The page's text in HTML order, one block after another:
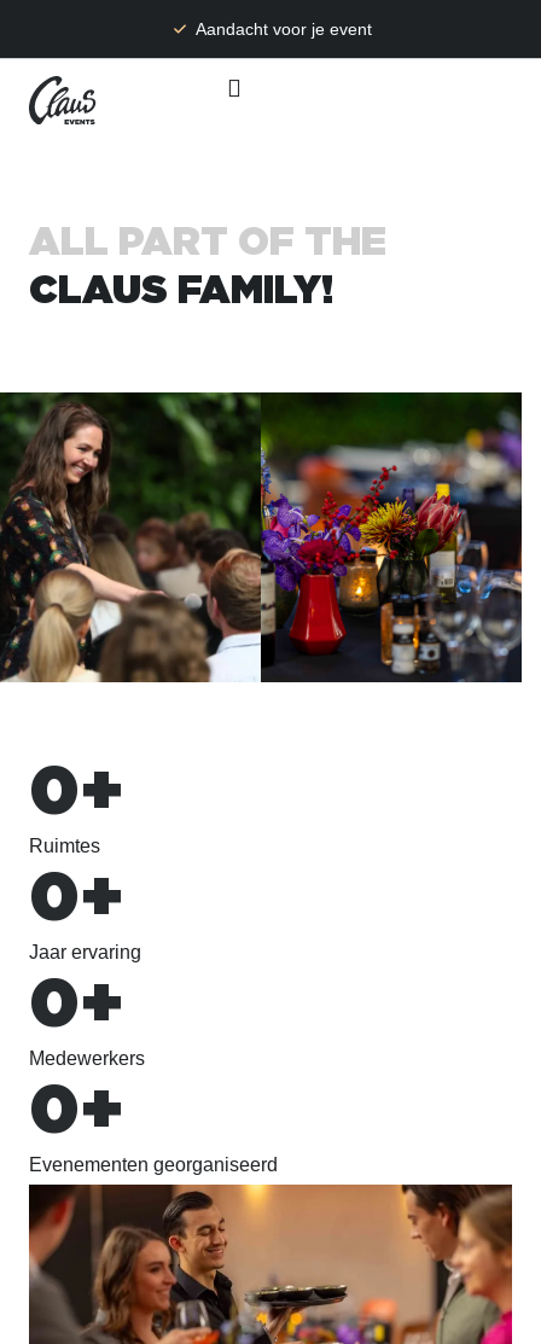
Aandacht voor je event
ALL PART OF THE
CLAUS FAMILY!
0+
Ruimtes
0+
Jaar ervaring
0+
Medewerkers
0+
Evenementen georganiseerd